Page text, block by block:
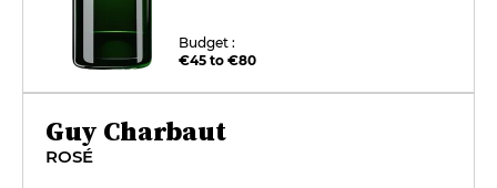
Budget :
€45 to €80
Guy Charbaut
ROSÉ